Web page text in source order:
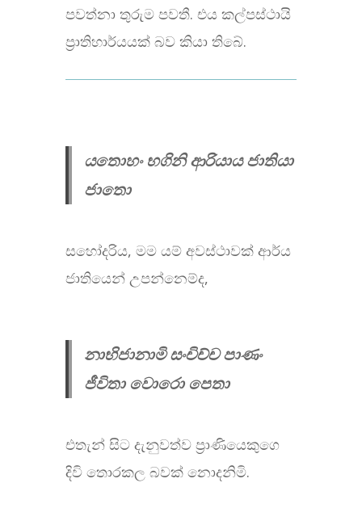
පවත්නා තුරුම පවතී. එය කල්පස්ථායි
ප්‍රාතිහාර්යයක් බව කියා තිබේ.
යතොහං භගිනි ආරියාය ජාතියා
ජාතො
සහෝදරිය, මම යම් අවස්ථාවක් ආර්ය
ජාතියෙන් උපන්නෙම්ද,
නාභිජානාමි සංචිච්ච පාණං
ජීවිතා වොරො පෙතා
එතැන් සිට දැනුවත්ව ප්‍රාණියෙකුගෙ
දිවි තොරකල බවක් නොදනිමි.